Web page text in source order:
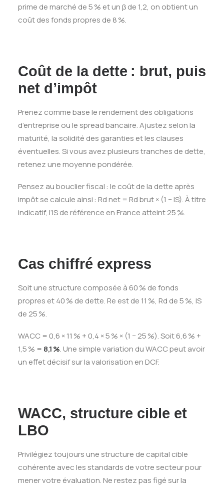
prime de marché de 5 % et un β de 1,2, on obtient un
coût des fonds propres de 8 %.
Coût de la dette : brut, puis
net d’impôt
Prenez comme base le rendement des obligations
d’entreprise ou le spread bancaire. Ajustez selon la
maturité, la solidité des garanties et les clauses
éventuelles. Si vous avez plusieurs tranches de dette,
retenez une moyenne pondérée.
Pensez au bouclier fiscal : le coût de la dette après
impôt se calcule ainsi : Rd net = Rd brut × (1 − IS). À titre
indicatif, l’IS de référence en France atteint 25 %.
Cas chiffré express
Soit une structure composée à 60 % de fonds
propres et 40 % de dette. Re est de 11 %, Rd de 5 %, IS
de 25 %.
WACC = 0,6 × 11 % + 0,4 × 5 % × (1 − 25 %). Soit 6,6 % +
1,5 % = 8,1 %. Une simple variation du WACC peut avoir
un effet décisif sur la valorisation en DCF.
WACC, structure cible et
LBO
Privilégiez toujours une structure de capital cible
cohérente avec les standards de votre secteur pour
mener votre évaluation. Ne restez pas figé sur la